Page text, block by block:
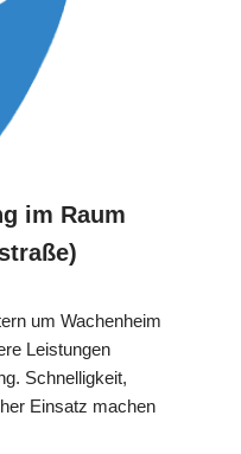
im Raum
um Wachenheim
Leistungen
Schnelligkeit,
Einsatz machen